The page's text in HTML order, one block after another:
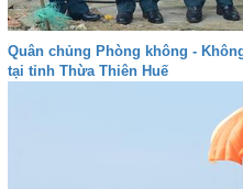
Quân chủng Phòng không -
tại tỉnh Thừa Thiên Huế